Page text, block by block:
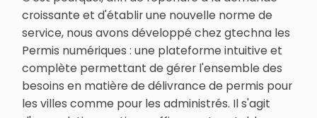
croissante et d'établir une nouvelle norme de
service, nous avons développé chez gtechna les
Permis numériques : une plateforme intuitive et
complète permettant de gérer l'ensemble des
besoins en matière de délivrance de permis pour
les villes comme pour les administrés. Il s'agit